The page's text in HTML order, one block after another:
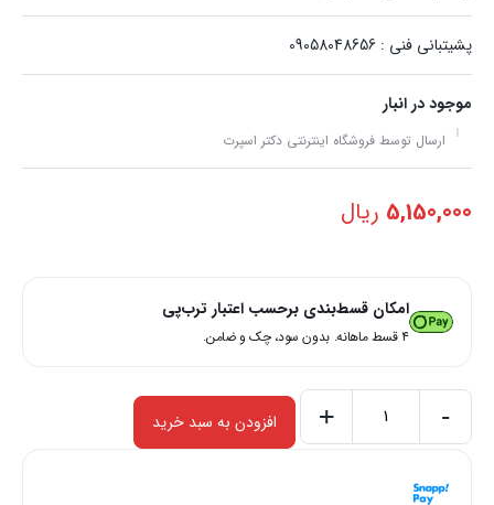
پشیتبانی فنی : 09058048656
موجود در انبار
ارسال توسط فروشگاه اینترنتی دکتر اسپرت
5,150,000 ریال
امکان قسط‌بندی برحسب اعتبار ترب‌پی
۴ قسط ماهانه. بدون سود، چک و ضامن.
فایبر
-
+ افزودن به سبد خرید